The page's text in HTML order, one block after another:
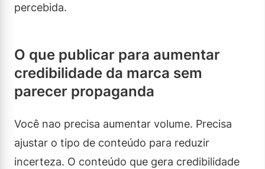
percebida.
O que publicar para aumentar
credibilidade da marca sem
parecer propaganda
Você nao precisa aumentar volume. Precisa
ajustar o tipo de conteúdo para reduzir
incerteza. O conteúdo que gera credibilidade